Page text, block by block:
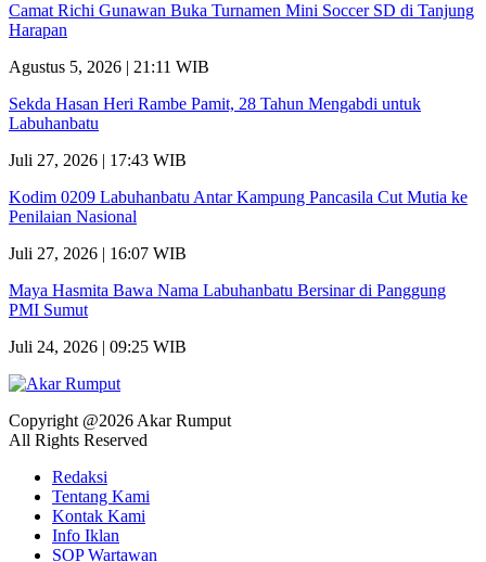
Camat Richi Gunawan Buka Turnamen Mini Soccer SD di Tanjung
Harapan
Agustus 5, 2026 | 21:11 WIB
Sekda Hasan Heri Rambe Pamit, 28 Tahun Mengabdi untuk
Labuhanbatu
Juli 27, 2026 | 17:43 WIB
Kodim 0209 Labuhanbatu Antar Kampung Pancasila Cut Mutia ke
Penilaian Nasional
Juli 27, 2026 | 16:07 WIB
Maya Hasmita Bawa Nama Labuhanbatu Bersinar di Panggung
PMI Sumut
Juli 24, 2026 | 09:25 WIB
Copyright @2026 Akar Rumput
All Rights Reserved
Redaksi
Tentang Kami
Kontak Kami
Info Iklan
SOP Wartawan